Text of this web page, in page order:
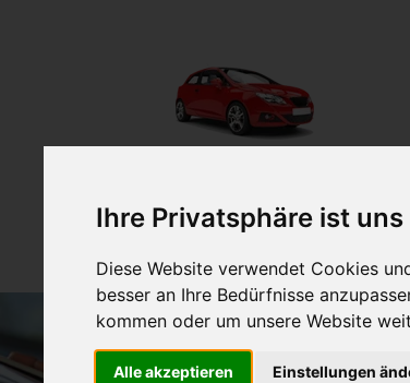
Ihre Privatsphäre ist
Diese Website verwendet Cookies
besser an Ihre Bedürfnisse
kommen oder um unsere Website
Alle akzeptieren Einstellungen
Auto verkaufen in